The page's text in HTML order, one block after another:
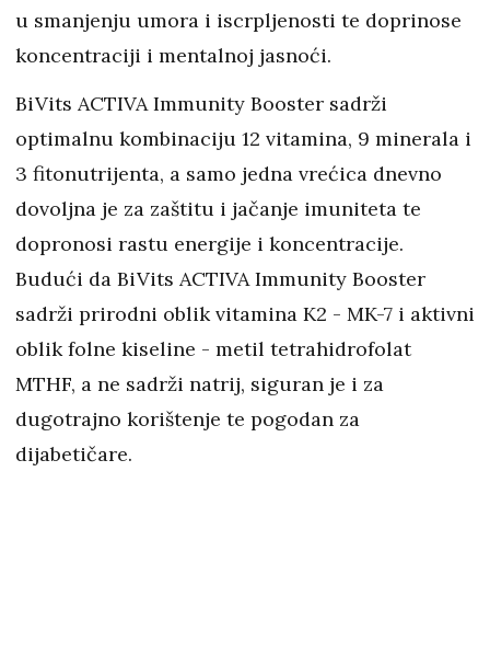
u smanjenju umora i iscrpljenosti te doprinose
koncentraciji i mentalnoj jasnoći.
BiVits ACTIVA Immunity Booster sadrži
optimalnu kombinaciju 12 vitamina, 9 minerala i
3 fitonutrijenta, a samo jedna vrećica dnevno
dovoljna je za zaštitu i jačanje imuniteta te
dopronosi rastu energije i koncentracije.
Budući da BiVits ACTIVA Immunity Booster
sadrži prirodni oblik vitamina K2 - MK-7 i aktivni
oblik folne kiseline - metil tetrahidrofolat
MTHF, a ne sadrži natrij, siguran je i za
dugotrajno korištenje te pogodan za
dijabetičare.